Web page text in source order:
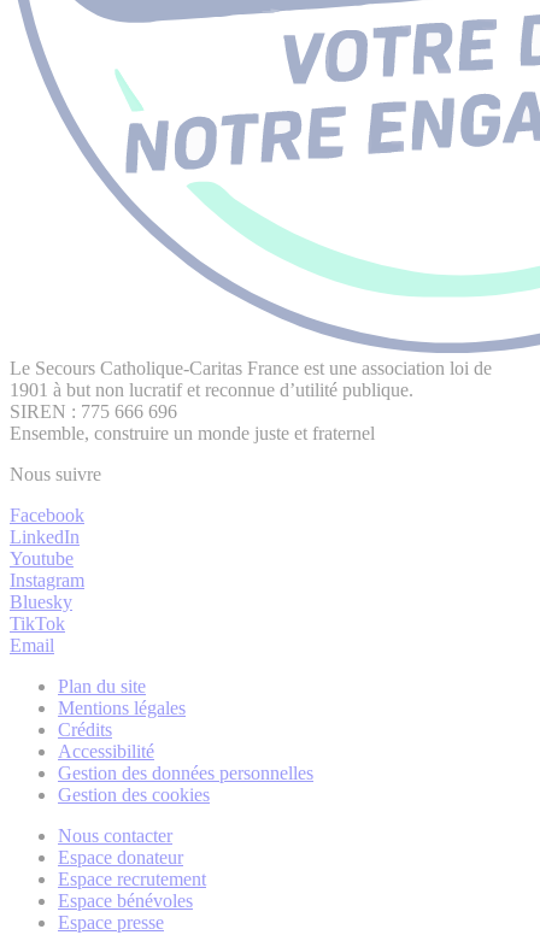
Le Secours Catholique-Caritas France est une association loi de
1901 à but non lucratif et reconnue d’utilité publique.
SIREN : 775 666 696
Ensemble, construire un monde juste et fraternel
Nous suivre
Facebook
LinkedIn
Youtube
Instagram
Bluesky
TikTok
Email
Plan du site
Mentions légales
Crédits
Accessibilité
Gestion des données personnelles
Gestion des cookies
Nous contacter
Espace donateur
Espace recrutement
Espace bénévoles
Espace presse